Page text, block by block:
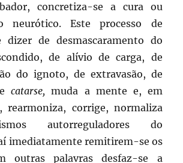
concretiza-se a cura ou
neurótico. Este processo de
dizer de desmascaramento do
de alívio de carga, de
do ignoto, de extravasão, de
catarse, muda a mente e, em
rearmoniza, corrige, normaliza
autorreguladores do
imediatamente remitirem-se os
outras palavras desfaz-se a